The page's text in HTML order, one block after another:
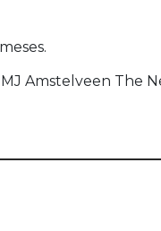
Amstelveen